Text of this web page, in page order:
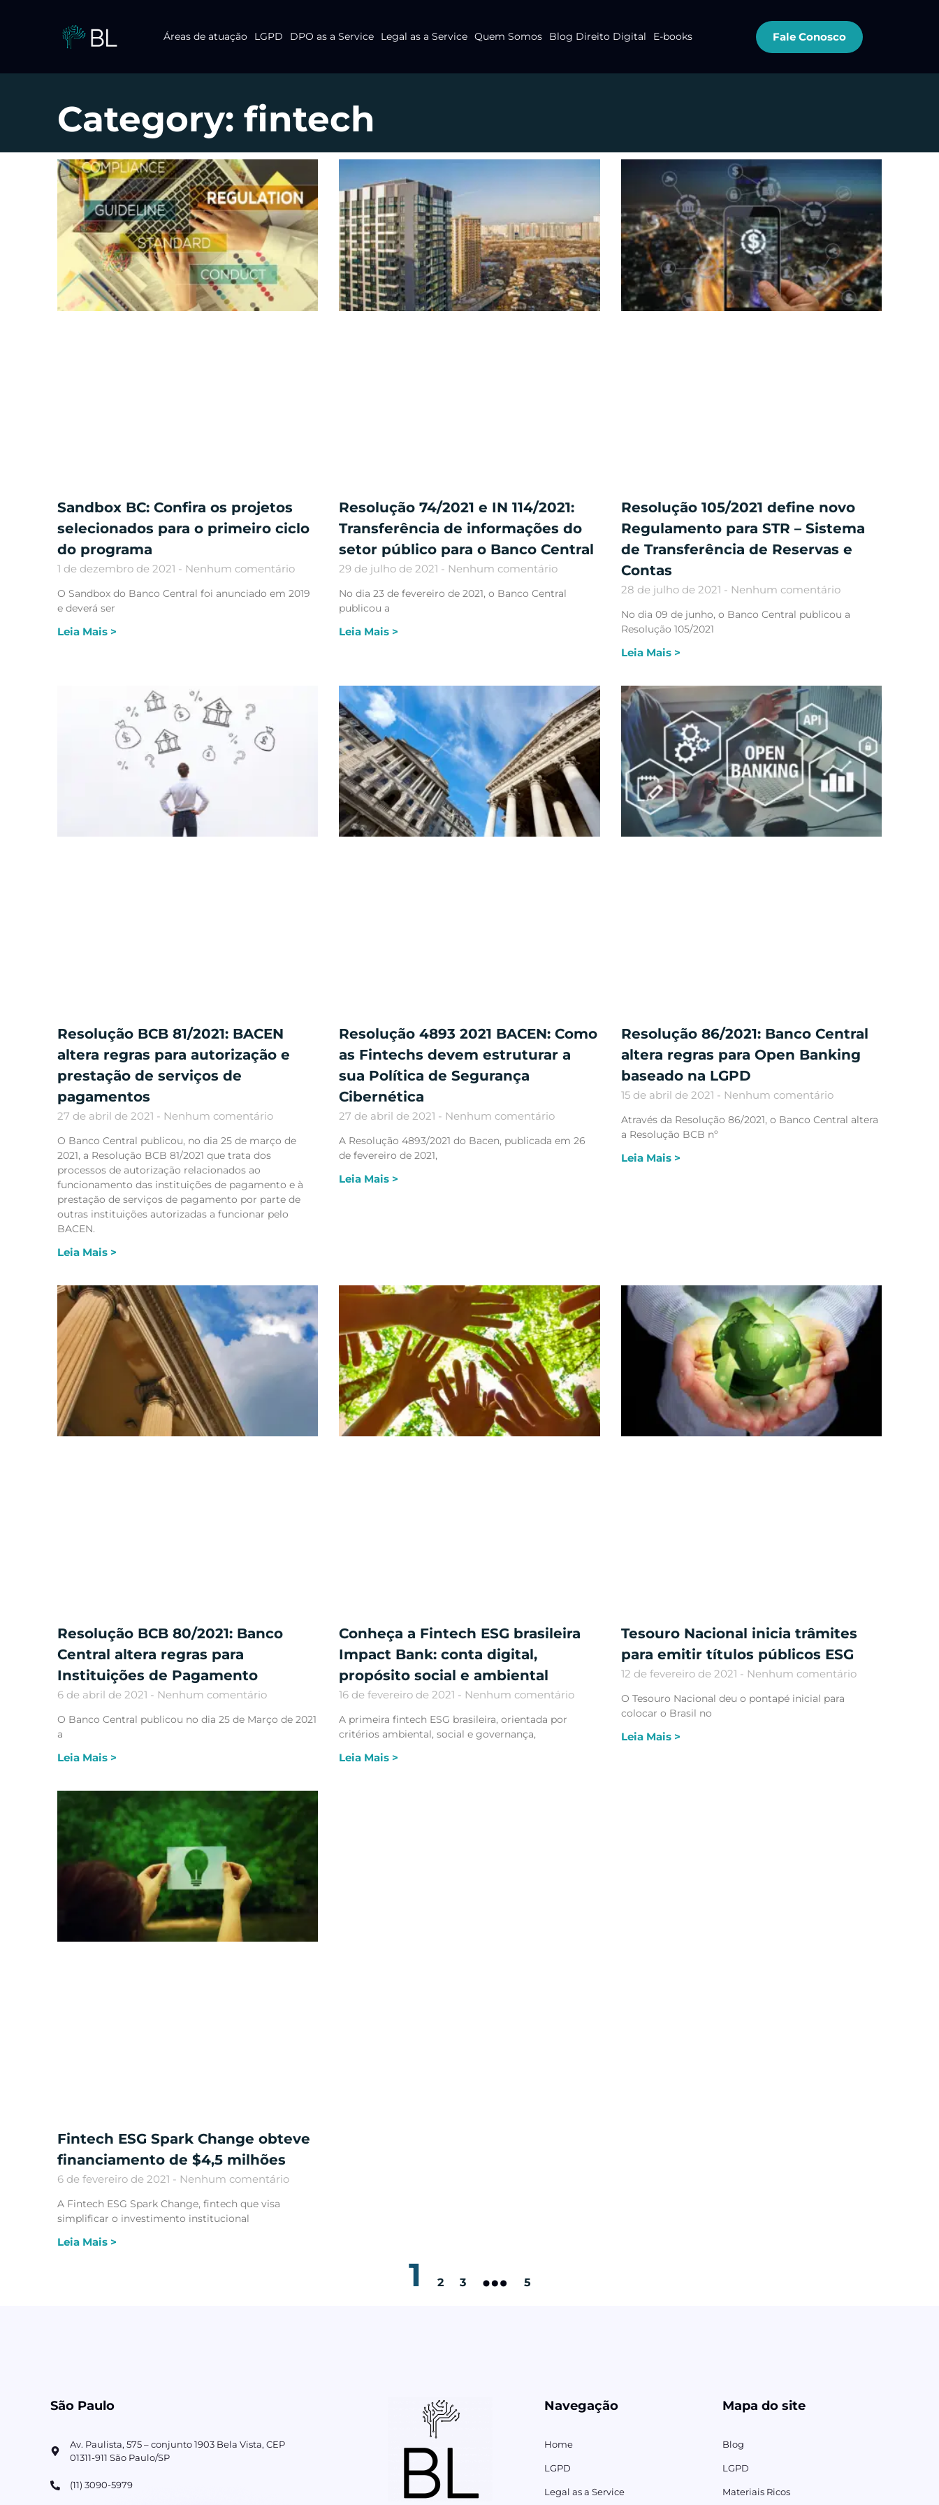
o
Áreas de atuação LGPD DPO as a Service Legal as a Service Quem Somos Blog Direito Digital E-books Fale Conosco
Category: fintech
Sandbox BC: Confira os projetos
selecionados para o primeiro ciclo
do programa
1 de dezembro de 2021 Nenhum comentário
O Sandbox do Banco Central foi anunciado em 2019
e deverá ser
Leia Mais >
Resolução 74/2021 e IN 114/2021:
Transferência de informações do
setor público para o Banco Central
29 de julho de 2021 Nenhum comentário
No dia 23 de fevereiro de 2021, o Banco Central
publicou a
Leia Mais >
Resolução 105/2021 define novo
Regulamento para STR – Sistema
de Transferência de Reservas e
Contas
28 de julho de 2021 Nenhum comentário
No dia 09 de junho, o Banco Central publicou a
Resolução 105/2021
Leia Mais >
Resolução BCB 81/2021: BACEN
altera regras para autorização e
prestação de serviços de
pagamentos
27 de abril de 2021 Nenhum comentário
O Banco Central publicou, no dia 25 de março de
2021, a Resolução BCB 81/2021 que trata dos
processos de autorização relacionados ao
funcionamento das instituições de pagamento e à
prestação de serviços de pagamento por parte de
outras instituições autorizadas a funcionar pelo
BACEN.
Leia Mais >
Resolução 4893 2021 BACEN: Como
as Fintechs devem estruturar a
sua Política de Segurança
Cibernética
27 de abril de 2021 Nenhum comentário
A Resolução 4893/2021 do Bacen, publicada em 26
de fevereiro de 2021,
Leia Mais >
Resolução 86/2021: Banco Central
altera regras para Open Banking
baseado na LGPD
15 de abril de 2021 Nenhum comentário
Através da Resolução 86/2021, o Banco Central altera
a Resolução BCB nº
Leia Mais >
Resolução BCB 80/2021: Banco
Central altera regras para
Instituições de Pagamento
6 de abril de 2021 Nenhum comentário
O Banco Central publicou no dia 25 de Março de 2021
a
Leia Mais >
Conheça a Fintech ESG brasileira
Impact Bank: conta digital,
propósito social e ambiental
16 de fevereiro de 2021 Nenhum comentário
A primeira fintech ESG brasileira, orientada por
critérios ambiental, social e governança,
Leia Mais >
Tesouro Nacional inicia trâmites
para emitir títulos públicos ESG
12 de fevereiro de 2021 Nenhum comentário
O Tesouro Nacional deu o pontapé inicial para
colocar o Brasil no
Leia Mais >
Fintech ESG Spark Change obteve
financiamento de $4,5 milhões
6 de fevereiro de 2021 Nenhum comentário
A Fintech ESG Spark Change, fintech que visa
simplificar o investimento institucional
Leia Mais >
1 2 3 … 5
São Paulo
Av. Paulista, 575 – conjunto 1903 Bela Vista, CEP
01311-911 São Paulo/SP
(11) 3090-5979
Navegação
Home
LGPD
Legal as a Service
Mapa do site
Blog
LGPD
Materiais Ricos